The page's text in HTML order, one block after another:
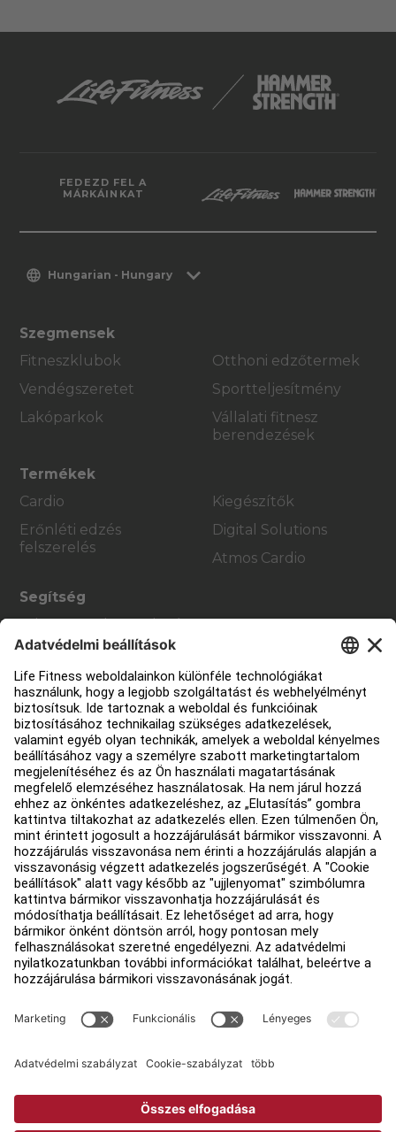
FEDEZD FEL A
MÁRKÁINKAT
Hungarian - Hungary
Szegmensek
Fitneszklubok
Vendégszeretet
Lakóparkok
Otthoni edzőtermek
Sportteljesítmény
Vállalati fitnesz
berendezések
Termékek
Cardio
Erőnléti edzés
felszerelés
Kiegészítők
Digital Solutions
Atmos Cardio
Segítség
Edzőterem berendezés
Szolgáltatási központ
Oktatási központ
Rólunk
Forgalmazó keresése
Üzletek keresése
Jogi információk
Hozzáférhetőség
Bejelentkezés a Facility Connect
Adatvédelmi beállítások
Copyright © 2026 Life Fitness